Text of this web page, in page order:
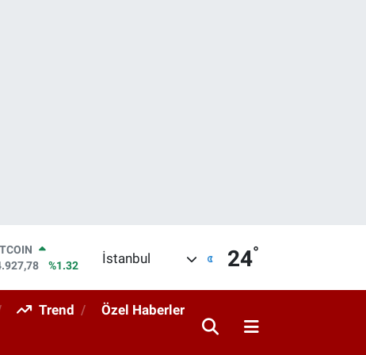
%0.05
İstanbul 24°
Trend Özel Haberler